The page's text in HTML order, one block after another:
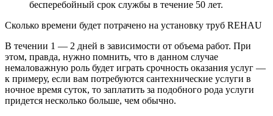
бесперебойный срок службы в течение 50 лет.
Сколько времени будет потрачено на установку труб REHAU
В течении 1 — 2 дней в зависимости от объема работ. При
этом, правда, нужно помнить, что в данном случае
немаловажную роль будет играть срочность оказания услуг —
к примеру, если вам потребуются сантехнические услуги в
ночное время суток, то заплатить за подобного рода услуги
придется несколько больше, чем обычно.